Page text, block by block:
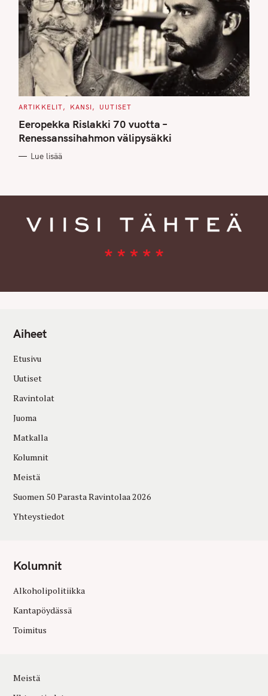
C
T
E
G
O
I
ARTIKKELIT KANSI UUTISET
Eeropekka Rislakki 70 vuotta –
Renessanssihahmon välipysäkki
Lue lisää
Aiheet
Etusivu
Uutiset
Ravintolat
Juoma
Matkalla
Kolumnit
Meistä
Suomen 50 Parasta Ravintolaa 2026
Yhteystiedot
Kolumnit
Alkoholipolitiikka
Kantapöydässä
Toimitus
Meistä